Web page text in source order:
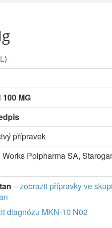
)
MG
přípravek
Polpharma SA,
–zobrazit přípravky ve
diagnózu MKN-10 N02